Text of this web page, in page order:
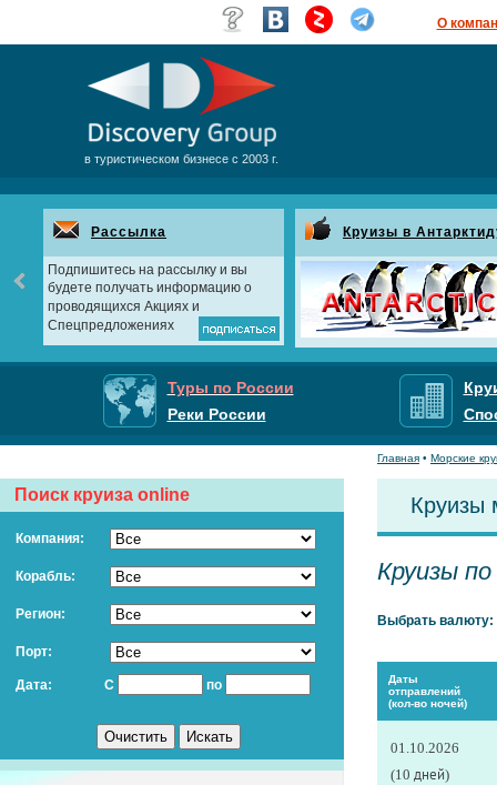
О
в туристическом бизнесе с 2003 г.
Рассылка
Подпишитесь на рассылку и вы
будете получать информацию о
проводящихся Акциях и
Спецпредложениях
Круизы в
Туры по России
Реки России
Поиск круиза online
Компания:
Корабль:
Регион:
Порт:
Дата: С по
Главная • Морские
Круизы
Круизы
Выбрать валюту:
Даты
отправлений
(кол-во ночей)
01.10.2026
(10 дней)